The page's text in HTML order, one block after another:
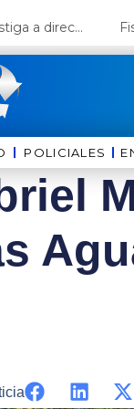
Fiscalía investiga a director de la Bella Luz por presunto abuso contra cantante Naldy Saldaña
⁠⁠POLICIALES